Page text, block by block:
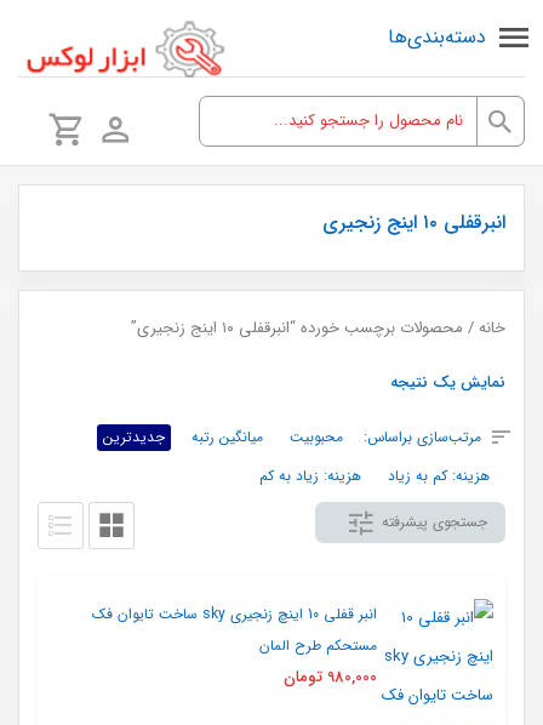
دسته‌بندی‌ها
انبرقفلی ۱۰ اینج زنجیری
خانه/ محصولات برچسب خورده “انبرقفلی ۱۰ اینج زنجیری”
نمایش یک نتیجه
مرتب‌سازی براساس: محبوبیت میانگین رتبه
جدیدترین
هزینه: کم به زیاد
هزینه: زیاد به کم
جستجوی پیشرفته
انبر قفلی 10 اینچ زنجیری sky ساخت تایوان فک
مستحکم طرح المان
980,000تومان